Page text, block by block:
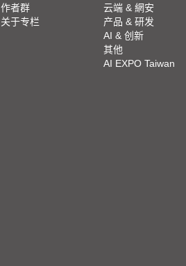
作者群
关于专栏
云端 & 網安
产品 & 研发
AI & 创新
其他
AI EXPO Taiwan